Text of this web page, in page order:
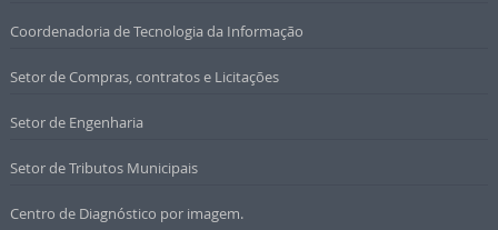
Coordenadoria de Tecnologia da Informação
Setor de Compras, contratos e Licitações
Setor de Engenharia
Setor de Tributos Municipais
Centro de Diagnóstico por imagem.